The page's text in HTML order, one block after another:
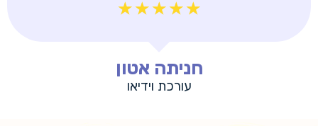
חניתה אטון
עורכת וידיאו
☆
☆
☆
☆
☆